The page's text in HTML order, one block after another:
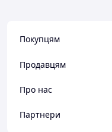
Покупцям
Продавцям
Про нас
Партнери